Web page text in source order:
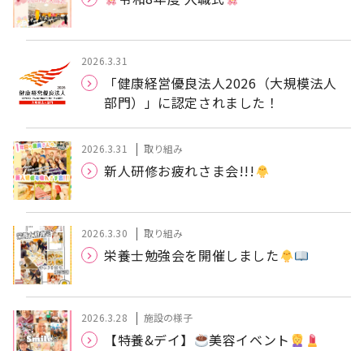
2026.3.31
「健康経営優良法人2026（大規模法人
部門）」に認定されました！
2026.3.31 取り組み
新人研修お疲れさま会!!!
2026.3.30 取り組み
栄養士勉強会を開催しました
2026.3.28 施設の様子
【特養&デイ】 美容イベント